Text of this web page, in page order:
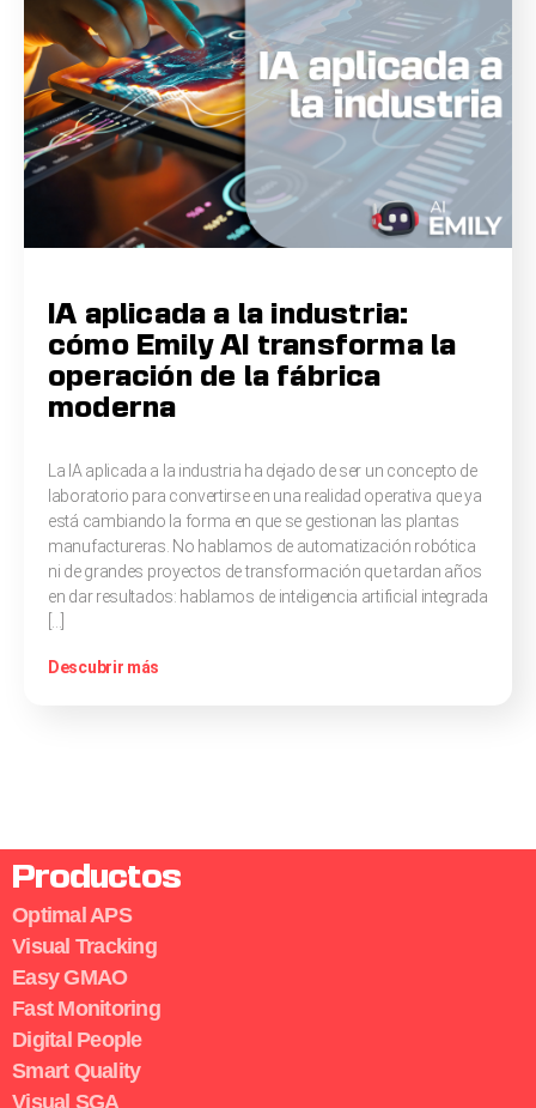
IA aplicada a la industria:
cómo Emily AI transforma la
operación de la fábrica
moderna
La IA aplicada a la industria ha dejado de ser un concepto de
laboratorio para convertirse en una realidad operativa que ya
está cambiando la forma en que se gestionan las plantas
manufactureras. No hablamos de automatización robótica
ni de grandes proyectos de transformación que tardan años
en dar resultados: hablamos de inteligencia artificial integrada
Descubrir más
Productos
Optimal APS
Visual Tracking
Easy GMAO
Fast Monitoring
Digital People
Smart Quality
Visual SGA